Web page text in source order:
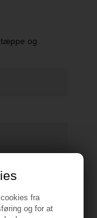
fra
og for at
og